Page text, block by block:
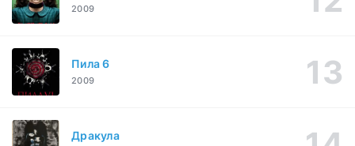
2009
Пила 6
2009
Дракула